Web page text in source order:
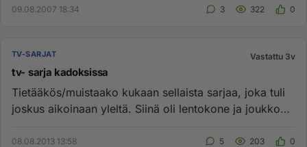
09.08.2007 18:34 3 322 0
TV-SARJAT Vastattu 3v
tv- sarja kadoksissa
Tietääkös/muistaako kukaan sellaista sarjaa, joka tuli
joskus aikoinaan yleltä. Siinä oli lentokone ja joukko
08.08.2013 13:58 5 203 0